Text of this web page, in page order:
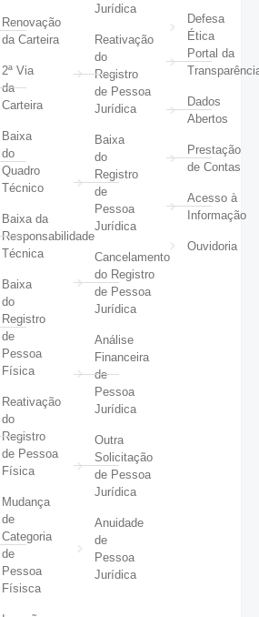
Renovação
da Carteira
2ª Via
da
Carteira
Baixa
do
Quadro
Técnico
Baixa da
Responsabilidade
Técnica
Baixa
do
Registro
de
Pessoa
Física
Reativação
do
Registro
de Pessoa
Física
Mudança
de
Categoria
de
Pessoa
Físisca
Jurídica
Reativação
do
Registro
de Pessoa
Jurídica
Baixa
do
Registro
de
Pessoa
Jurídica
Cancelamento
do Registro
de Pessoa
Jurídica
Análise
Financeira
de
Pessoa
Jurídica
Outra
Solicitação
de Pessoa
Jurídica
Anuidade
de
Pessoa
Jurídica
Defesa
Ética
Portal da
Dados
Abertos
Prestação
de Contas
Acesso à
Informação
Ouvidoria